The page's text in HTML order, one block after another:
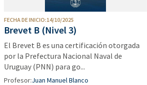
FECHA DE INICIO:14/10/2025
Brevet B (Nivel 3)
El Brevet B es una certificación otorgada
por la Prefectura Nacional Naval de
Uruguay (PNN) para go...
Profesor:Juan Manuel Blanco